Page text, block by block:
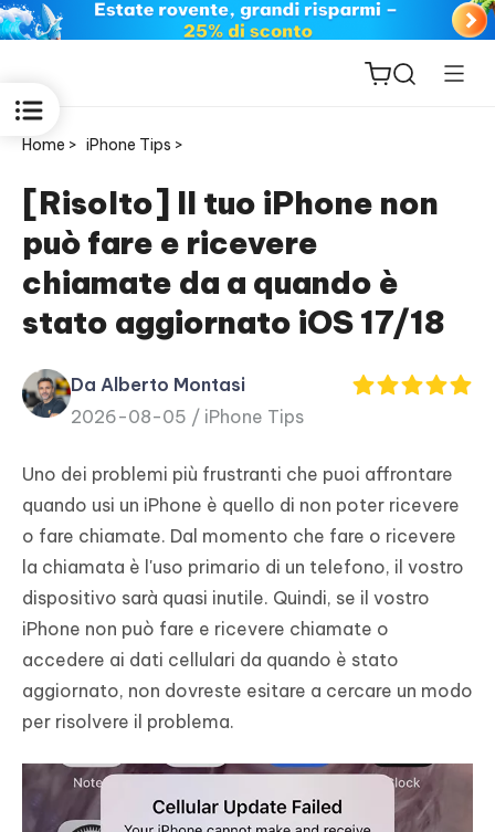
ReiBoot
for iOS
PDF
Editor
New
iAnyGo
Home > iPhone Tips >
[Risolto] Il tuo iPhone non
può fare e ricevere
chiamate da a quando è
stato aggiornato iOS 17/18
Da Alberto Montasi
2026-08-05 / iPhone Tips
Uno dei problemi più frustranti che puoi affrontare
quando usi un iPhone è quello di non poter ricevere
o fare chiamate. Dal momento che fare o ricevere
la chiamata è l'uso primario di un telefono, il vostro
dispositivo sarà quasi inutile. Quindi, se il vostro
iPhone non può fare e ricevere chiamate o
accedere ai dati cellulari da quando è stato
aggiornato, non dovreste esitare a cercare un modo
per risolvere il problema.